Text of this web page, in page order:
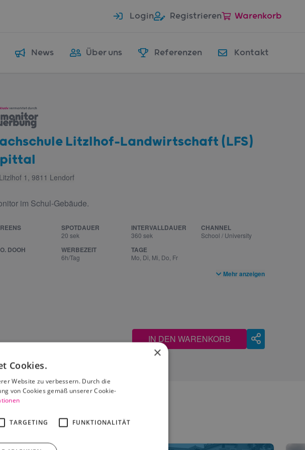
Login Registrieren Warenkorb
News Über uns Referenzen Kontakt
Litzlhof-Landwirtschaft (LFS)
Litzlhof 1, 9811 Lendorf
im Schul-Gebäude.
SPOTDAUER
20 sek
INTERVALLDAUER
360 sek
CHANNEL
School / University
DOOH WERBEZEIT
6h/Tag
TAGE
Mo, Di, Mi, Do, Fr
Mehr anzeigen
IN DEN WARENKORB
×
Cookies.
Website zu verbessern. Durch die
von Cookies gemäß unserer Cookie-
TARGETING FUNKTIONALITÄT